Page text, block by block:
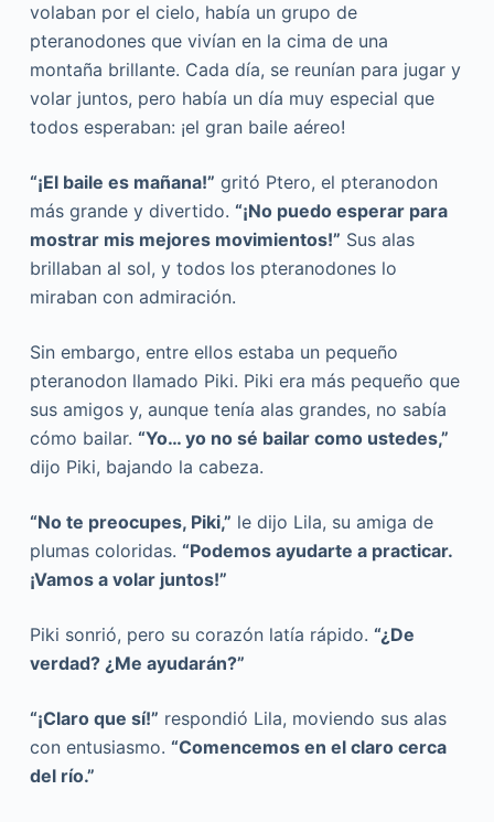
volaban por el cielo, había un grupo de
pteranodones que vivían en la cima de una
montaña brillante. Cada día, se reunían para jugar y
volar juntos, pero había un día muy especial que
todos esperaban: ¡el gran baile aéreo!
“¡El baile es mañana!” gritó Ptero, el pteranodon
más grande y divertido. “¡No puedo esperar para
mostrar mis mejores movimientos!” Sus alas
brillaban al sol, y todos los pteranodones lo
miraban con admiración.
Sin embargo, entre ellos estaba un pequeño
pteranodon llamado Piki. Piki era más pequeño que
sus amigos y, aunque tenía alas grandes, no sabía
cómo bailar. “Yo… yo no sé bailar como ustedes,”
dijo Piki, bajando la cabeza.
“No te preocupes, Piki,” le dijo Lila, su amiga de
plumas coloridas. “Podemos ayudarte a practicar.
¡Vamos a volar juntos!”
Piki sonrió, pero su corazón latía rápido. “¿De
verdad? ¿Me ayudarán?”
“¡Claro que sí!” respondió Lila, moviendo sus alas
con entusiasmo. “Comencemos en el claro cerca
del río.”